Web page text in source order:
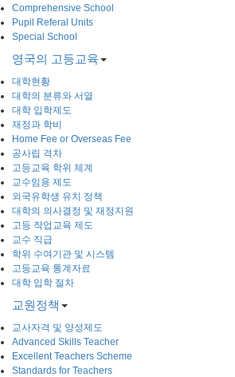
Comprehensive School
Pupil Referal Units
Special School
영국의 고등교육
대학현황
대학의 분류와 서열
대학 입학제도
재정과 학비
Home Fee or Overseas Fee
공사립 격차
고등교육 학위 체계
교수임용 제도
외국유학생 유치 정책
대학의 의사결정 및 재정지원
고등 작업교육 제도
교수 직급
학위 수여기관 및 시스템
고등교육 통계자료
대학 입학 절차
교원정책
교사자격 및 양성제도
Advanced Skills Teacher
Excellent Teachers Scheme
Standards for Teachers